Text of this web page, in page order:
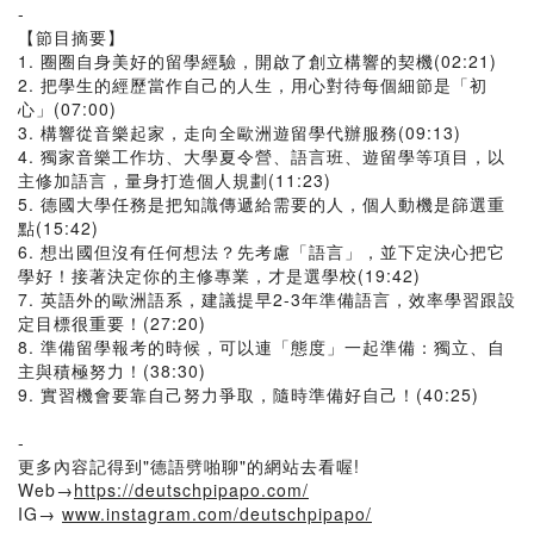
-
【節目摘要】
1. 圈圈自身美好的留學經驗，開啟了創立構響的契機(02:21)
2. 把學生的經歷當作自己的人生，用心對待每個細節是「初
心」(07:00)
3. 構響從音樂起家，走向全歐洲遊留學代辦服務(09:13)
4. 獨家音樂工作坊、大學夏令營、語言班、遊留學等項目，以
主修加語言，量身打造個人規劃(11:23)
5. 德國大學任務是把知識傳遞給需要的人，個人動機是篩選重
點(15:42)
6. 想出國但沒有任何想法？先考慮「語言」，並下定決心把它
學好！接著決定你的主修專業，才是選學校(19:42)
7. 英語外的歐洲語系，建議提早2-3年準備語言，效率學習跟設
定目標很重要！(27:20)
8. 準備留學報考的時候，可以連「態度」一起準備：獨立、自
主與積極努力！(38:30)
9. 實習機會要靠自己努力爭取，隨時準備好自己！(40:25)
-
更多內容記得到"德語劈啪聊"的網站去看喔!
Web→https://deutschpipapo.com/
IG→ www.instagram.com/deutschpipapo/